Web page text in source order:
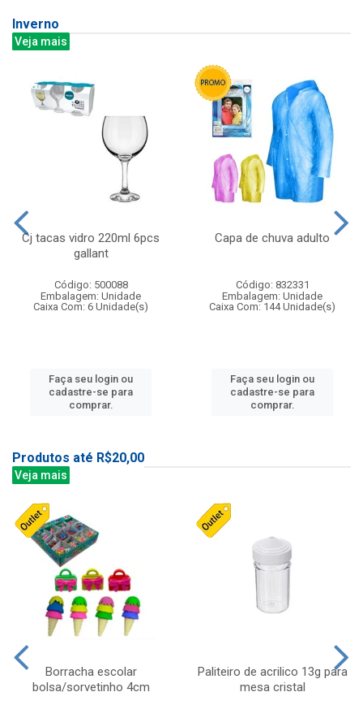
Inverno
Veja mais
Cj tacas vidro 220ml 6pcs
gallant
Código: 500088
Embalagem: Unidade
Caixa Com: 6 Unidade(s)
Faça seu login ou
cadastre-se para
comprar.
Capa de chuva adulto
Código: 832331
Embalagem: Unidade
Caixa Com: 144 Unidade(s)
Faça seu login ou
cadastre-se para
comprar.
Produtos até R$20,00
Veja mais
Borracha escolar
bolsa/sorvetinho 4cm
Paliteiro de acrilico 13g para
mesa cristal